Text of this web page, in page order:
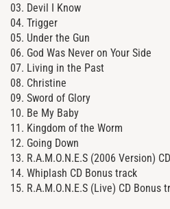
03. Devil I Know
04. Trigger
05. Under the Gun
06. God Was Never on Your Side
07. Living in the Past
08. Christine
09. Sword of Glory
10. Be My Baby
11. Kingdom of the Worm
12. Going Down
13. R.A.M.O.N.E.S (2006 Version)
14. Whiplash CD Bonus track
15. R.A.M.O.N.E.S (Live) CD Bonus